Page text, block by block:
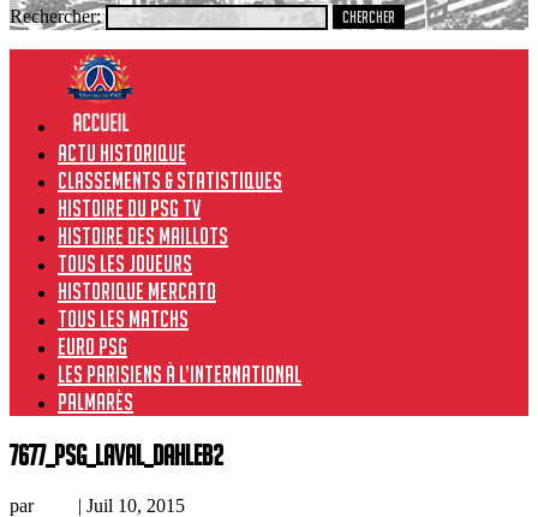
Rechercher:
Actu historique
Classements & Statistiques
Histoire du PSG TV
Histoire des maillots
Tous les joueurs
Historique Mercato
Tous les matchs
Euro PSG
Les Parisiens à l’international
Palmarès
7677_PSG_Laval_Dahleb2
par | Juil 10, 2015